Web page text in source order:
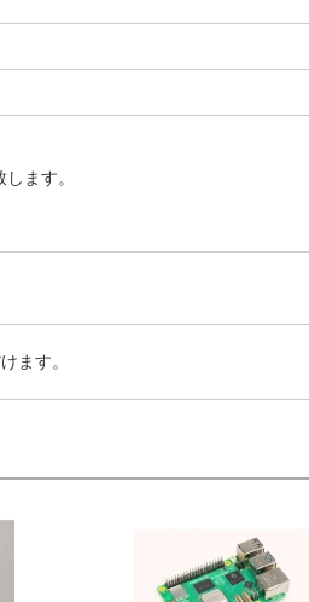
ます。
ます。